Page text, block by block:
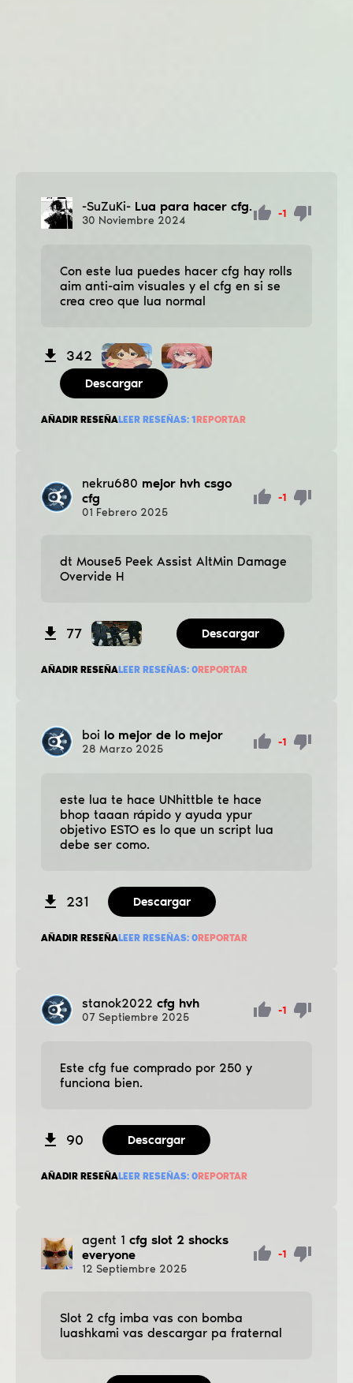
-SuZuKi- Lua para hacer cfg.
30 Noviembre 2024
-1
Con este lua puedes hacer cfg hay rolls
aim anti-aim visuales y el cfg en si se
crea creo que lua normal
342
Descargar
AÑADIR RESEÑALEER RESEÑAS: 1REPORTAR
nekru680 mejor hvh csgo
cfg
01 Febrero 2025
-1
dt Mouse5 Peek Assist AltMin Damage
Overvide H
77 Descargar
AÑADIR RESEÑALEER RESEÑAS: 0REPORTAR
boi lo mejor de lo mejor
28 Marzo 2025
-1
este lua te hace UNhittble te hace
bhop taaan rápido y ayuda ypur
objetivo ESTO es lo que un script lua
debe ser como.
231 Descargar
AÑADIR RESEÑALEER RESEÑAS: 0REPORTAR
stanok2022 cfg hvh
07 Septiembre 2025
-1
Este cfg fue comprado por 250 y
funciona bien.
90 Descargar
AÑADIR RESEÑALEER RESEÑAS: 0REPORTAR
agent 1 cfg slot 2 shocks
everyone
12 Septiembre 2025
-1
Slot 2 cfg imba vas con bomba
luashkami vas descargar pa fraternal